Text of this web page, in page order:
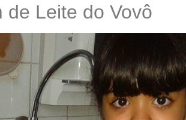
de Leite do Vovô